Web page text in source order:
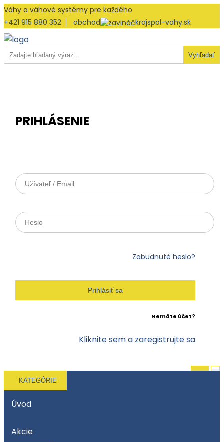
Váhy a váhové systémy pre každého
+421 915 880 352
obchod krajspol-vahy.sk
Vyhľadať
PRIHLÁSENIE
Zabudnuté heslo?
Prihlásiť sa
Nemáte účet?
Kliknite sem a zaregistrujte sa
KATEGÓRIE
Úvod
Akcie